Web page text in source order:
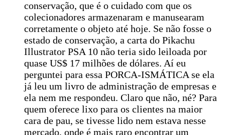
conservação, que é o cuidado com que os
colecionadores armazenaram e manusearam
corretamente o objeto até hoje. Se não fosse o
estado de conservação, a carta do Pikachu
Illustrator PSA 10 não teria sido leiloada por
quase US$ 17 milhões de dólares. Aí eu
perguntei para essa PORCA-ISMÁTICA se ela
já leu um livro de administração de empresas e
ela nem me respondeu. Claro que não, né? Para
quem oferece lixo para os clientes na maior
cara de pau, se tivesse lido nem estava nesse
mercado, onde é mais raro encontrar um